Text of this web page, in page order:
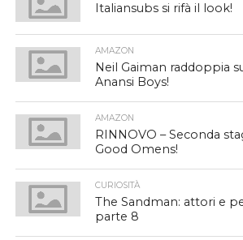
Italiansubs si rifà il look!
AMAZON
Neil Gaiman raddoppia
Anansi Boys!
AMAZON
RINNOVO – Seconda
Good Omens!
CURIOSITÀ
The Sandman: attori e
parte 8